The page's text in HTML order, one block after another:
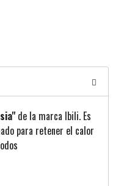
de la marca Ibili. Es
para retener el calor